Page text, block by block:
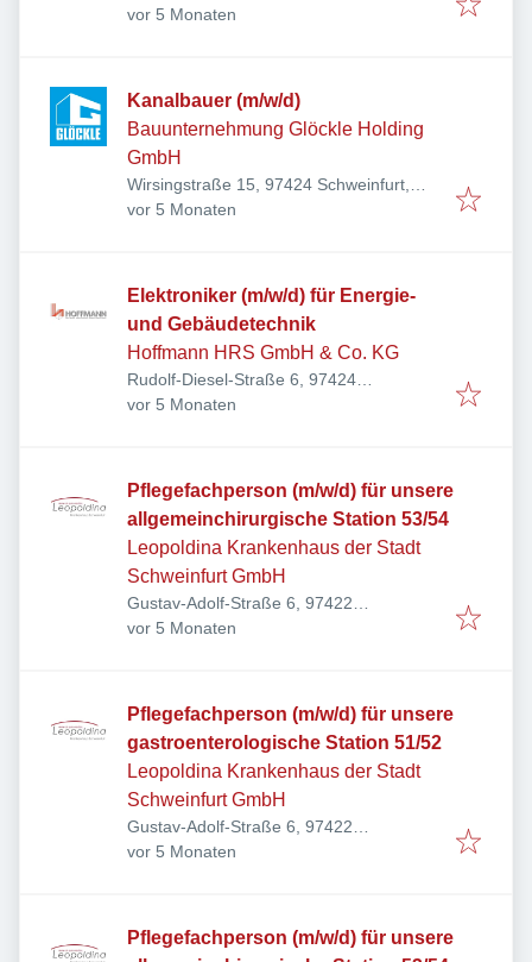
Schweinfurt, Deutschland
Veröffentlicht:
vor 5 Monaten
Kanalbauer (m/w/d)
Bauunternehmung Glöckle Holding
GmbH
Wirsingstraße 15, 97424 Schweinfurt,
Deutschland
Veröffentlicht:
vor 5 Monaten
Elektroniker (m/w/d) für Energie-
und Gebäudetechnik
Hoffmann HRS GmbH & Co. KG
Rudolf-Diesel-Straße 6, 97424
Schweinfurt, Deutschland
Veröffentlicht:
vor 5 Monaten
Pflegefachperson (m/w/d) für unsere
allgemeinchirurgische Station 53/54
Leopoldina Krankenhaus der Stadt
Schweinfurt GmbH
Gustav-Adolf-Straße 6, 97422
Schweinfurt, Deutschland
Veröffentlicht:
vor 5 Monaten
Pflegefachperson (m/w/d) für unsere
gastroenterologische Station 51/52
Leopoldina Krankenhaus der Stadt
Schweinfurt GmbH
Gustav-Adolf-Straße 6, 97422
Schweinfurt, Deutschland
Veröffentlicht:
vor 5 Monaten
Pflegefachperson (m/w/d) für unsere